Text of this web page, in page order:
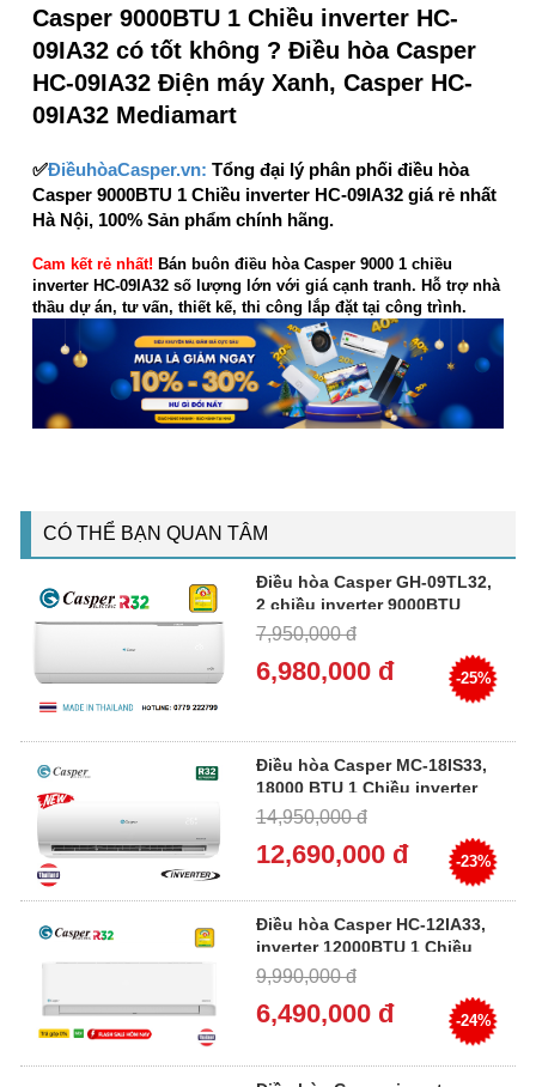
Casper 9000BTU 1 Chiều inverter HC-
09IA32 có tốt không ? Điều hòa Casper
HC-09IA32 Điện máy Xanh, Casper HC-
09IA32 Mediamart
✅ĐiềuhòaCasper.vn: Tổng đại lý phân phối điều hòa
Casper 9000BTU 1 Chiều inverter HC-09IA32 giá rẻ nhất
Hà Nội, 100% Sản phẩm chính hãng.
Cam kết rẻ nhất! Bán buôn điều hòa Casper 9000 1 chiều
inverter HC-09IA32 số lượng lớn với giá cạnh tranh. Hỗ trợ nhà
thầu dự án, tư vấn, thiết kế, thi công lắp đặt tại công trình.
CÓ THỂ BẠN QUAN TÂM
Điều hòa Casper GH-09TL32,
2 chiều inverter 9000BTU
7,950,000 đ
6,980,000 đ -25%
Điều hòa Casper MC-18IS33,
18000 BTU 1 Chiều inverter
14,950,000 đ
12,690,000 đ -23%
Điều hòa Casper HC-12IA33,
inverter 12000BTU 1 Chiều
9,990,000 đ
6,490,000 đ -24%